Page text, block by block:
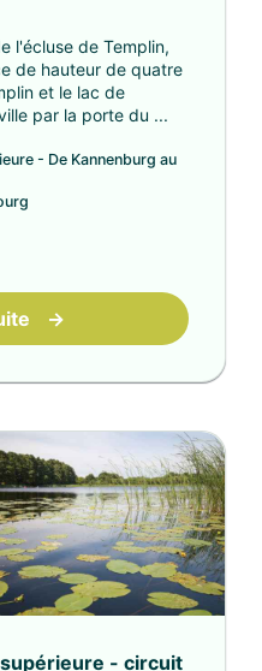
l'écluse de Templin,
de hauteur de quatre
et le lac de
par la porte du ...
- De Kannenburg au
→
- circuit